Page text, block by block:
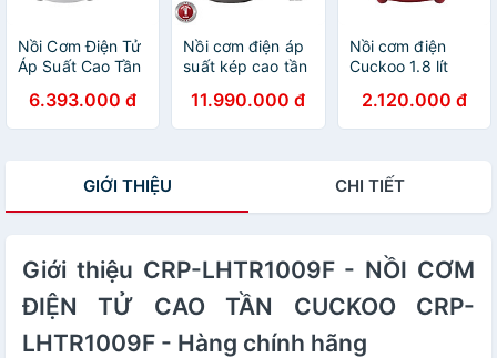
Hàng chính hãng
Cuckoovina
Nồi Cơm Điện Tử
Áp Suất Cao Tần
EHS0309F/WHGOVNCV-
Bản Quốc Tế -
6.393.000 đ
Nồi cơm điện áp
suất kép cao tần
CRP-
NHTR0610FB-
quyền- Bảo hành
2 năm - Hàng
chính hãng
11.990.000 đ
Nồi cơm điện
Cuckoo 1.8 lít
- bản quốc tế
tiếng Anh - Hàng
2.120.000 đ
GIỚI THIỆU CHI TIẾT
Giới thiệu CRP-LHTR1009F - NỒI CƠM
ĐIỆN TỬ CAO TẦN CUCKOO CRP-
LHTR1009F - Hàng chính hãng